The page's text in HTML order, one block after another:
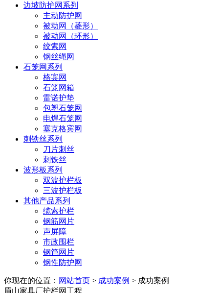
边坡防护网系列
主动防护网
被动网（菱形）
被动网（环形）
绞索网
钢丝绳网
石笼网系列
格宾网
石笼网箱
雷诺护垫
包塑石笼网
电焊石笼网
塞克格宾网
刺铁丝系列
刀片刺丝
刺铁丝
波形板系列
双波护栏板
三波护栏板
其他产品系列
缆索护栏
钢筋网片
声屏障
市政围栏
钢笆网片
钢性防护网
你现在的位置： 网站首页 > 成功案例 > 成功案例
眉山家具厂护栏网工程